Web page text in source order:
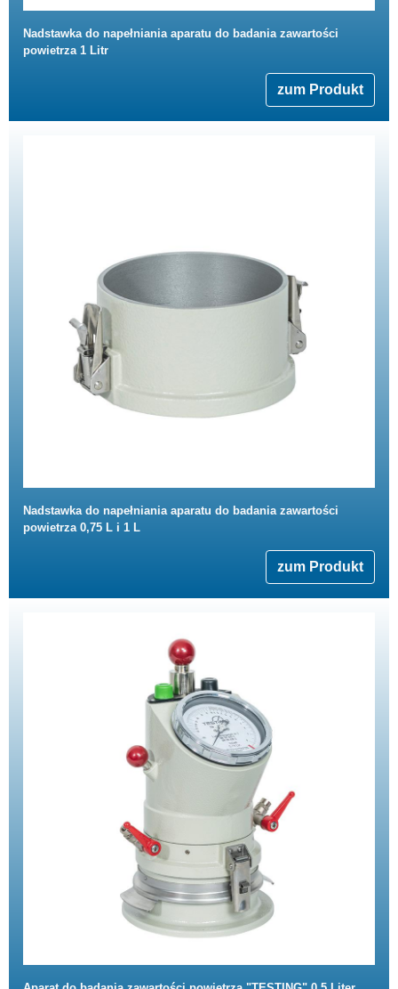
Nadstawka do napełniania aparatu do badania zawartości
powietrza 1 Litr
zum Produkt
Nadstawka do napełniania aparatu do badania zawartości
powietrza 0,75 L i 1 L
zum Produkt